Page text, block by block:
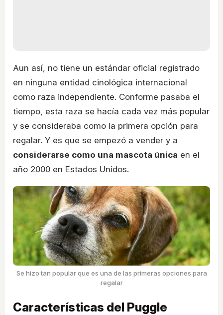
Aun así, no tiene un estándar oficial registrado
en ninguna entidad cinológica internacional
como raza independiente. Conforme pasaba el
tiempo, esta raza se hacía cada vez más popular
y se consideraba como la primera opción para
regalar. Y es que se empezó a vender y a
considerarse como una mascota única en el
año 2000 en Estados Unidos.
Se hizo tan popular que es una de las primeras opciones para
regalar
Características del Puggle